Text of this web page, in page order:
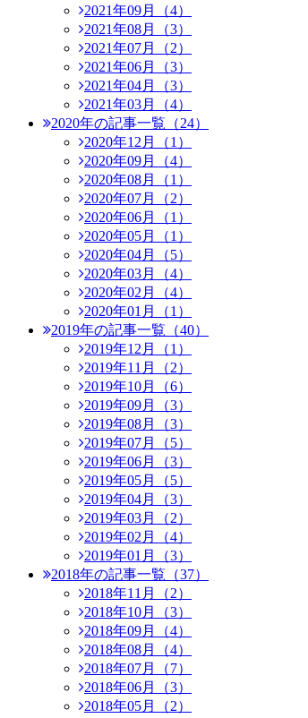
2021年09月（4）
2021年08月（3）
2021年07月（2）
2021年06月（3）
2021年04月（3）
2021年03月（4）
2020年の記事一覧（24）
2020年12月（1）
2020年09月（4）
2020年08月（1）
2020年07月（2）
2020年06月（1）
2020年05月（1）
2020年04月（5）
2020年03月（4）
2020年02月（4）
2020年01月（1）
2019年の記事一覧（40）
2019年12月（1）
2019年11月（2）
2019年10月（6）
2019年09月（3）
2019年08月（3）
2019年07月（5）
2019年06月（3）
2019年05月（5）
2019年04月（3）
2019年03月（2）
2019年02月（4）
2019年01月（3）
2018年の記事一覧（37）
2018年11月（2）
2018年10月（3）
2018年09月（4）
2018年08月（4）
2018年07月（7）
2018年06月（3）
2018年05月（2）